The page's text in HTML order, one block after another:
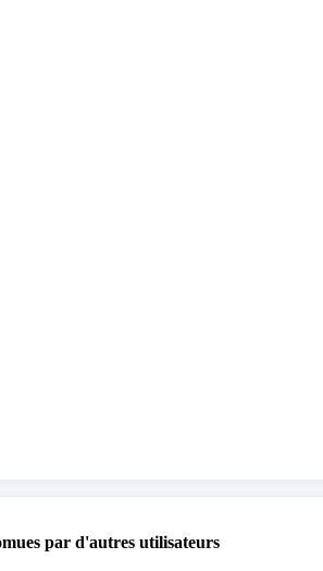
à la réalité du terrain.
par d'autres utilisateurs